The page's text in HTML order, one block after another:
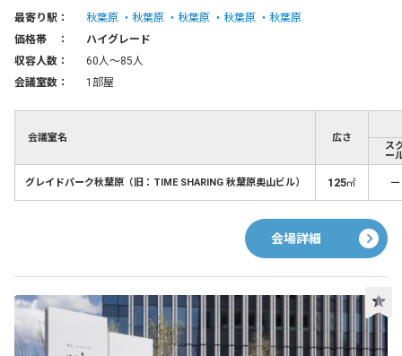
最寄り駅： 秋葉原 秋葉原 秋葉原 秋葉原
秋葉原
価格帯 ：
ハイグレード
収容人数：
60人〜85人
会議室数：
1部屋
会議室名 広さ
ス
ー
グレイドパーク秋葉原（旧：TIME SHARING 秋葉原奥山ビル） 125㎡ －
会場詳細